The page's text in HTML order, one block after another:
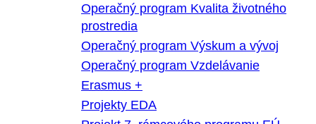
Operačný program Kvalita životného
prostredia
Operačný program Výskum a vývoj
Operačný program Vzdelávanie
Erasmus +
Projekty EDA